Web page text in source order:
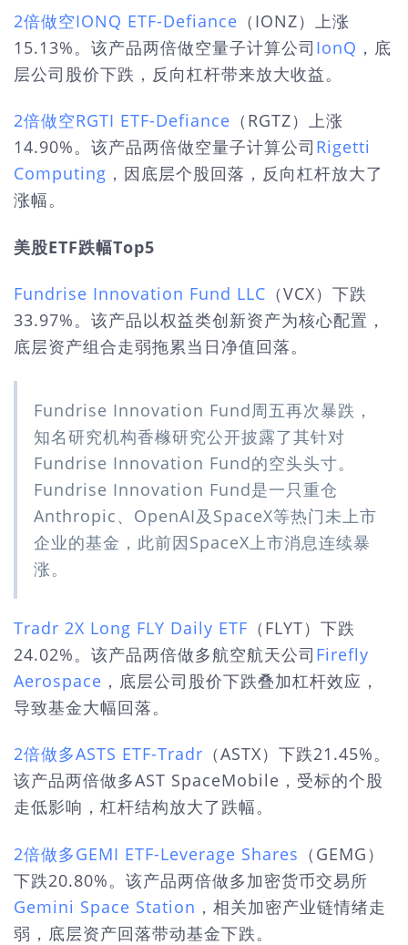
2倍做空IONQ ETF-Defiance （IONZ）上涨
15.13%。该产品两倍做空量子计算公司 IonQ ，底
层公司股价下跌，反向杠杆带来放大收益。
2倍做空RGTI ETF-Defiance （RGTZ）上涨
14.90%。该产品两倍做空量子计算公司 Rigetti
Computing ，因底层个股回落，反向杠杆放大了
涨幅。
美股ETF跌幅Top5
Fundrise Innovation Fund LLC （VCX）下跌
33.97%。该产品以权益类创新资产为核心配置，
底层资产组合走弱拖累当日净值回落。
Fundrise Innovation Fund周五再次暴跌，
知名研究机构香橼研究公开披露了其针对
Fundrise Innovation Fund的空头头寸。
Fundrise Innovation Fund是一只重仓
Anthropic、OpenAI及SpaceX等热门未上市
企业的基金，此前因SpaceX上市消息连续暴
涨。
Tradr 2X Long FLY Daily ETF （FLYT）下跌
24.02%。该产品两倍做多航空航天公司 Firefly
Aerospace ，底层公司股价下跌叠加杠杆效应，
导致基金大幅回落。
2倍做多ASTS ETF-Tradr （ASTX）下跌21.45%。
该产品两倍做多AST SpaceMobile，受标的个股
走低影响，杠杆结构放大了跌幅。
2倍做多GEMI ETF-Leverage Shares （GEMG）
下跌20.80%。该产品两倍做多加密货币交易所
Gemini Space Station ，相关加密产业链情绪走
弱，底层资产回落带动基金下跌。